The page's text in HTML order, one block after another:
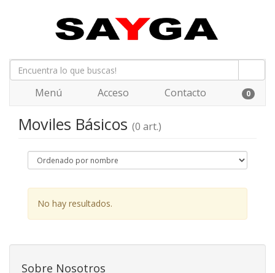
Menú Acceso Contacto 0
Moviles Básicos (0 art.)
No hay resultados.
Sobre Nosotros